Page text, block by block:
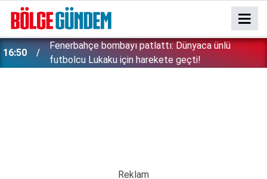
16:50
Fenerbahçe bombayı patlattı: Dünyaca ünlü
futbolcu Lukaku için harekete geçti!